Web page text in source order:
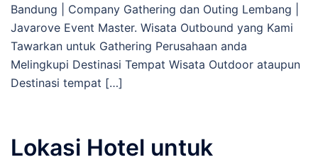
Bandung | Company Gathering dan Outing Lembang |
Javarove Event Master. Wisata Outbound yang Kami
Tawarkan untuk Gathering Perusahaan anda
Melingkupi Destinasi Tempat Wisata Outdoor ataupun
Destinasi tempat […]
Lokasi Hotel untuk